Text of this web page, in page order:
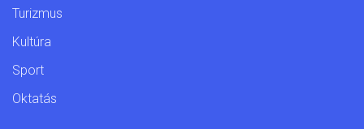
Turizmus
Kultúra
Sport
Oktatás